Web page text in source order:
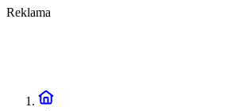
Reklama